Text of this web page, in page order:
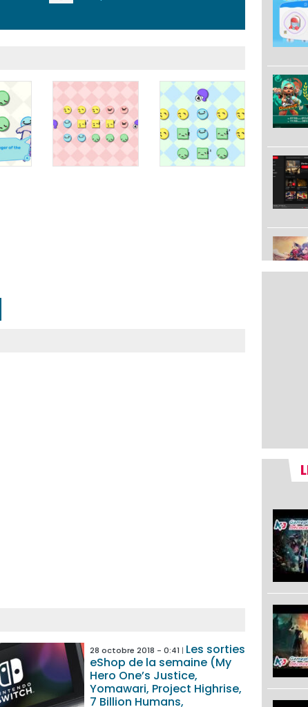
28 octobre 2018 - 0:41
Les sorties
eShop de la semaine (My
Hero One’s Justice,
Yomawari, Project Highrise,
7 Billion Humans,